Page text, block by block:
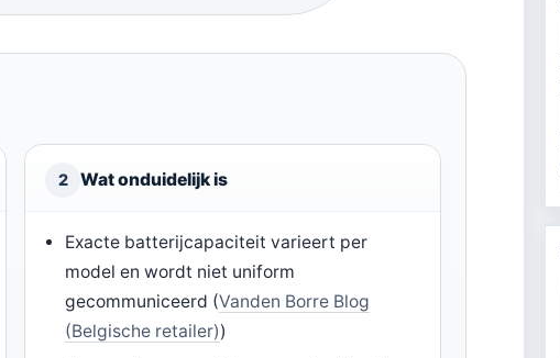
2 Wat onduidelijk is
Exacte batterijcapaciteit varieert per
model en wordt niet uniform
gecommuniceerd (Vanden Borre Blog
(Belgische retailer))